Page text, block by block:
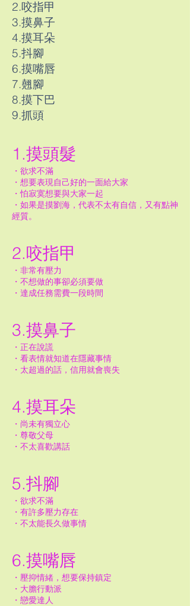
1.摸頭髮
・欲求不滿
・想要表現自己好的一面給大家
・怕寂寞想要與大家一起
・如果是摸劉海，代表不太有自信，又有點神
經質。
2.咬指甲
・非常有壓力
・不想做的事卻必須要做
・達成任務需費一段時間
3.摸鼻子
・正在說謊
・看表情就知道在隱藏事情
・太超過的話，信用就會喪失
4.摸耳朵
・尚未有獨立心
・尊敬父母
・不太喜歡講話
5.抖腳
・欲求不滿
・有許多壓力存在
・不太能長久做事情
6.摸嘴唇
・壓抑情緒，想要保持鎮定
・大膽行動派
・戀愛達人
2.咬指甲
3.摸鼻子
4.摸耳朵
5.抖腳
6.摸嘴唇
7.翹腳
8.摸下巴
9.抓頭